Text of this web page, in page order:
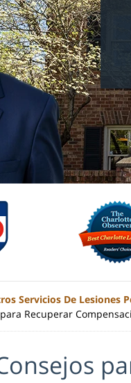
Servicios De Lesiones
Recuperar